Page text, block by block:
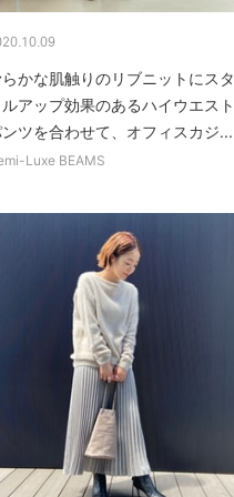
かな肌触りのリブニットにスタ
アップ効果のあるハイウエスト
ツを合わせて、オフィスカジ...
Luxe BEAMS